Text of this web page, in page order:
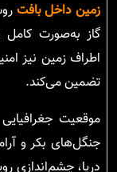
زمین داخل بافت
گاز به‌صورت کامل
اطراف زمین نیز
تضمین می‌کند.
موقعیت
جنگل‌های بکر و
دریا، چشم‌اندازی